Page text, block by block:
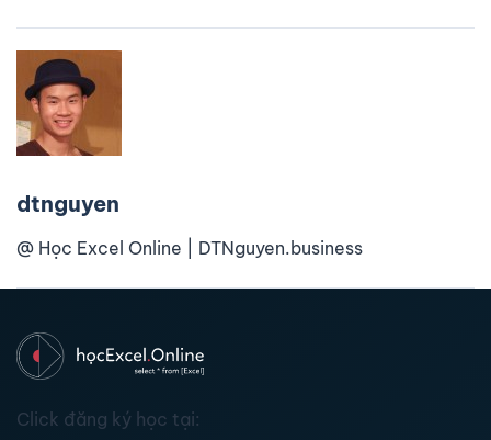
dtnguyen
@ Học Excel Online | DTNguyen.business
Click đăng ký học tại: